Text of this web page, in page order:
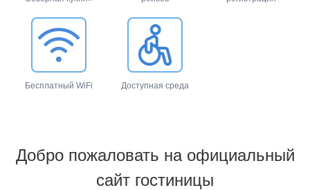
Бесплатный WiFi Доступная среда
Добро пожаловать на официальный
сайт гостиницы